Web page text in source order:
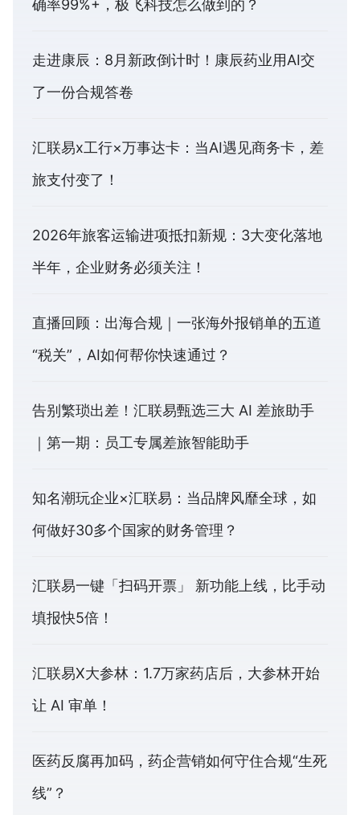
确率99%+，极飞科技怎么做到的？
走进康辰：8月新政倒计时！康辰药业用AI交
了一份合规答卷
汇联易x工行×万事达卡：当AI遇见商务卡，差
旅支付变了！
2026年旅客运输进项抵扣新规：3大变化落地
半年，企业财务必须关注！
直播回顾：出海合规｜一张海外报销单的五道
“税关”，AI如何帮你快速通过？
告别繁琐出差！汇联易甄选三大 AI 差旅助手
｜第一期：员工专属差旅智能助手
知名潮玩企业×汇联易：当品牌风靡全球，如
何做好30多个国家的财务管理？
汇联易一键「扫码开票」 新功能上线，比手动
填报快5倍！
汇联易X大参林：1.7万家药店后，大参林开始
让 AI 审单！
医药反腐再加码，药企营销如何守住合规“生死
线”？